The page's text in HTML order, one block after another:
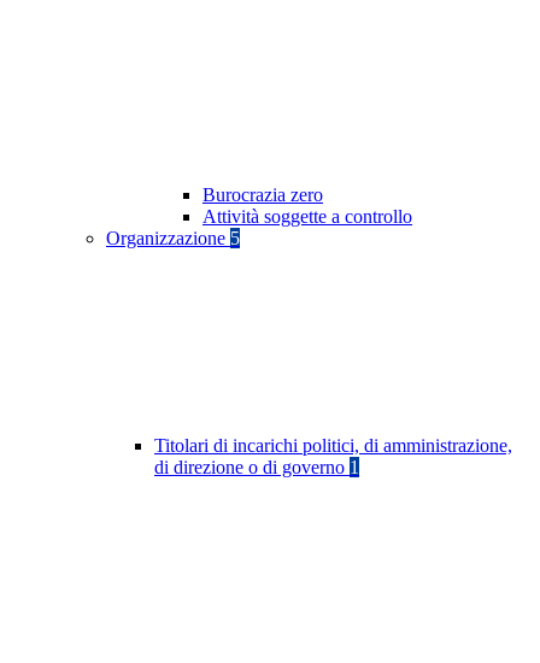
Burocrazia zero
Attività soggette a controllo
Organizzazione 5
Titolari di incarichi politici, di amministrazione,
di direzione o di governo 1